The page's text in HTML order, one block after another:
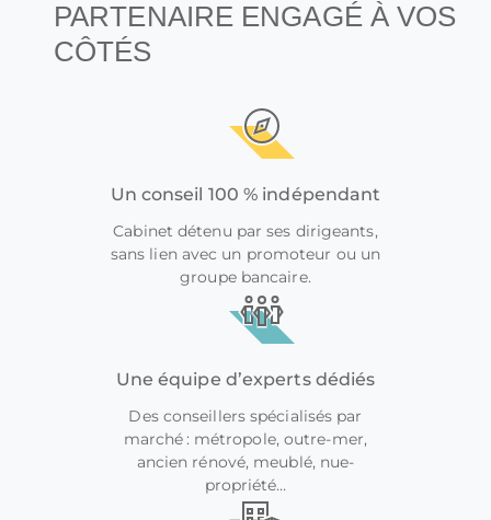
PARTENAIRE ENGAGÉ À VOS
CÔTÉS
Un conseil 100 % indépendant
Cabinet détenu par ses dirigeants,
sans lien avec un promoteur ou un
groupe bancaire.
Une équipe d’experts dédiés
Des conseillers spécialisés par
marché : métropole, outre-mer,
ancien rénové, meublé, nue-
propriété…